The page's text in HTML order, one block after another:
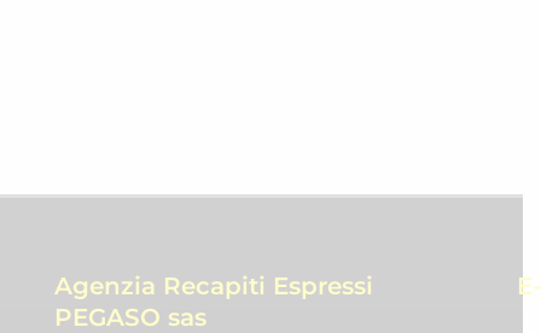
Agenzia Recapiti Espressi
PEGASO sas